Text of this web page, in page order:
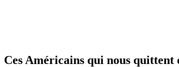
Ces Américains qui nous quittent